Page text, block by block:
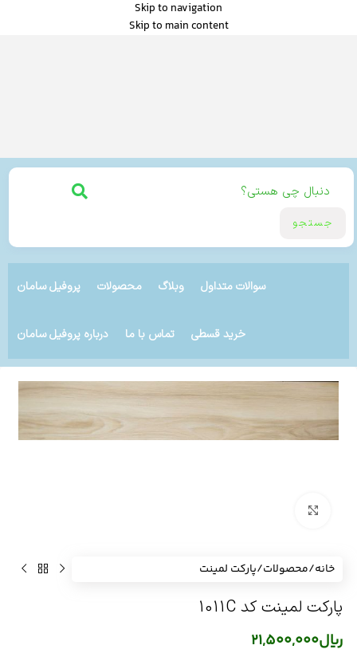
Skip to navigation
Skip to main content
جستجو
پروفیل سامان محصولات وبلاگ سوالات متداول
درباره پروفیل سامان تماس با ما خرید قسطی
خانه/محصولات/پارکت لمینت
پارکت لمینت کد 1011C
ریال21,500,000